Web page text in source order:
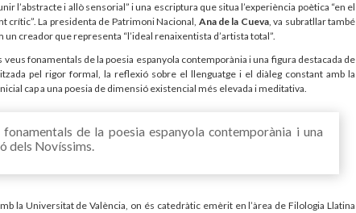
l’abstracte i allò sensorial” i una escriptura que situa l’experiència poètica “en el
crític”. La presidenta de Patrimoni Nacional, Ana de la Cueva, va subratllar també
creador que representa “l’ideal renaixentista d’artista total”.
veus fonamentals de la poesia espanyola contemporània i una figura destacada de
pel rigor formal, la reflexió sobre el llenguatge i el diàleg constant amb la
cap a una poesia de dimensió existencial més elevada i meditativa.
fonamentals de la poesia espanyola contemporània i una
dels Novíssims.
la Universitat de València, on és catedràtic emèrit en l’àrea de Filologia Llatina